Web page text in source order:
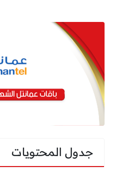
جدول المحتويات